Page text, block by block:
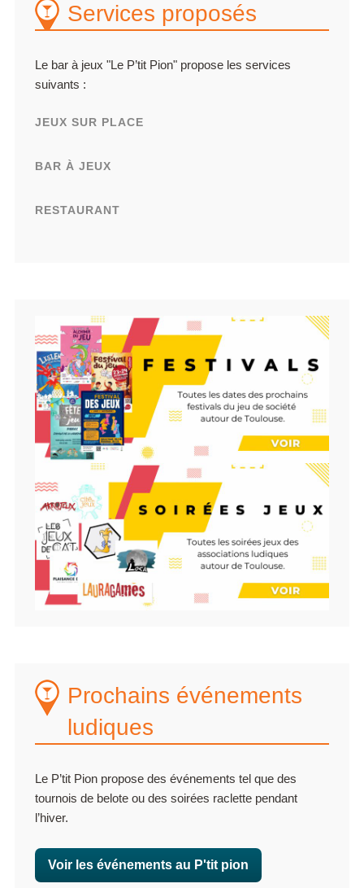
Services proposés
Le bar à jeux "Le P’tit Pion" propose les services
suivants :
JEUX SUR PLACE
BAR À JEUX
RESTAURANT
Prochains événements
ludiques
Le P’tit Pion propose des événements tel que des
tournois de belote ou des soirées raclette pendant
l’hiver.
Voir les événements au P'tit pion